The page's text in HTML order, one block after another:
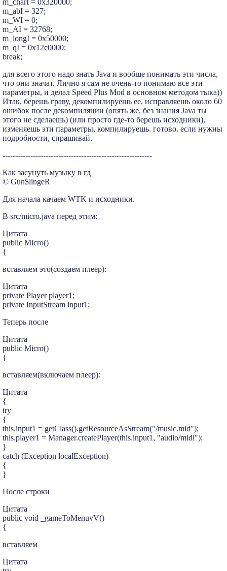
m_charI = 0x320000;
m_abI = 327;
m_WI = 0;
m_AI = 32768;
m_longI = 0x50000;
m_qI = 0x12c0000;
break;
для всего этого надо знать Java и вообще понимать эти числа,
что они значат. Лично я сам не очень-то понимаю все эти
параметры, и делал Speed Plus Mod в основном методом тыка))
Итак, берешь граву, декомпилируешь ее, исправляешь около 60
ошибок после декомпиляции (опять же, без знания Java ты
этого не сделаешь) (или просто где-то берешь исходники),
изменяешь эти параметры, компилируешь. готово. если нужны
подробности, спрашивай.
-----------------------------------------------------------
Как засунуть музыку в гд
© Gun$lingeR
Для начала качаем WTK и исходники.
В src/micro.java перед этим:
Цитата
public Micro()
{
вставляем это(создаем плеер):
Цитата
private Player player1;
private InputStream input1;
Теперь после
Цитата
public Micro()
{
вставляем(включаем плеер):
Цитата
{
try
{
this.input1 = getClass().getResourceAsStream("/music.mid");
this.player1 = Manager.createPlayer(this.input1, "audio/midi");
}
catch (Exception localException)
{
}
После строки
Цитата
public void _gameToMenuvV()
{
вставляем
Цитата